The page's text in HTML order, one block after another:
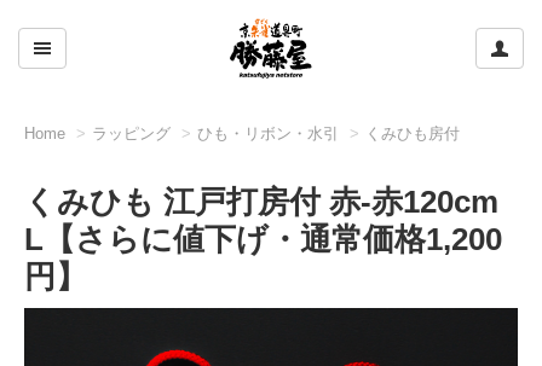
ここをクリックして左のメニューを開閉する
Home ラッピング ひも・リボン・水引 くみひも房付
くみひも 江戸打房付 赤-赤120cm
L【さらに値下げ・通常価格1,200
円】